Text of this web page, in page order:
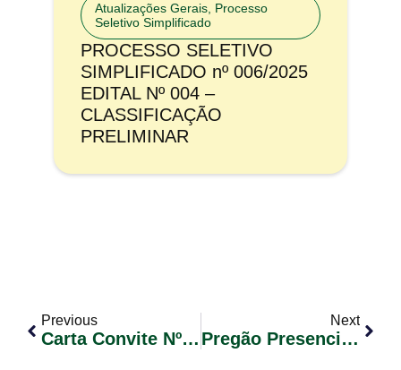
Atualizações Gerais Processo
Seletivo Simplificado
PROCESSO SELETIVO
SIMPLIFICADO nº 006/2025
EDITAL Nº 004 –
CLASSIFICAÇÃO
PRELIMINAR
Previous
Carta Convite Nº 001/2019
Next
Pregão Presencial 006 2019